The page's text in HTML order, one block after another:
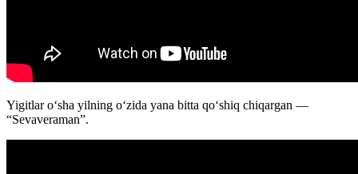
Yigitlar oʻsha yilning oʻzida yana bitta qoʻshiq chiqargan —
“Sevaveraman”.